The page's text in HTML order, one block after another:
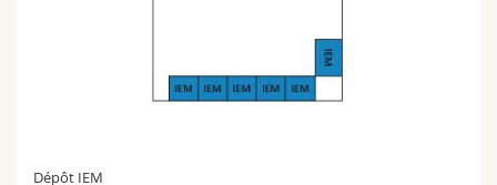
Dépôt IEM